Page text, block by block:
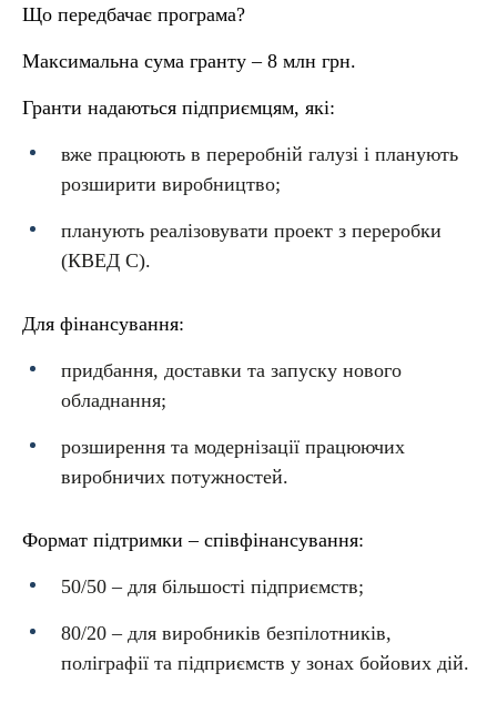
Що передбачає програма?
Максимальна сума гранту – 8 млн грн.
Гранти надаються підприємцям, які:
вже працюють в переробній галузі і планують
розширити виробництво;
планують реалізовувати проект з переробки
(КВЕД С).
Для фінансування:
придбання, доставки та запуску нового
обладнання;
розширення та модернізації працюючих
виробничих потужностей.
Формат підтримки – співфінансування:
50/50 – для більшості підприємств;
80/20 – для виробників безпілотників,
поліграфії та підприємств у зонах бойових дій.